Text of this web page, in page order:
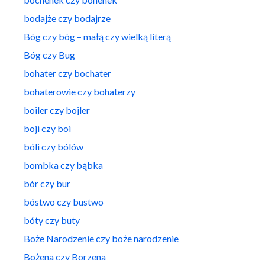
bodajże czy bodajrze
Bóg czy bóg – małą czy wielką literą
Bóg czy Bug
bohater czy bochater
bohaterowie czy bohaterzy
boiler czy bojler
boji czy boi
bóli czy bólów
bombka czy bąbka
bór czy bur
bóstwo czy bustwo
bóty czy buty
Boże Narodzenie czy boże narodzenie
Bożena czy Borzena